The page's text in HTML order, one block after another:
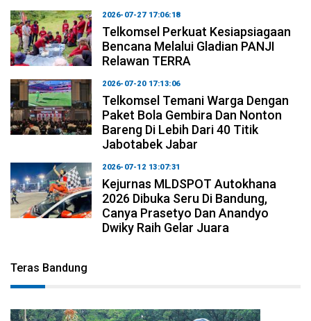
2026-07-27 17:06:18
Telkomsel Perkuat Kesiapsiagaan
Bencana Melalui Gladian PANJI
Relawan TERRA
2026-07-20 17:13:06
Telkomsel Temani Warga Dengan
Paket Bola Gembira Dan Nonton
Bareng Di Lebih Dari 40 Titik
Jabotabek Jabar
2026-07-12 13:07:31
Kejurnas MLDSPOT Autokhana
2026 Dibuka Seru Di Bandung,
Canya Prasetyo Dan Anandyo
Dwiky Raih Gelar Juara
Teras Bandung